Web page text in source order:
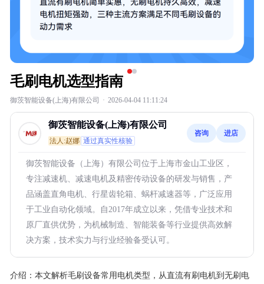
毛刷电机选型指南
御茨智能设备(上海)有限公司 · 2026-04-04 11:11:24
御茨智能设备(上海)有限公司
法人:赵娜 通过真实性核验
咨询 进店
御茨智能设备（上海）有限公司位于上海市金山工业区，
专注减速机、减速电机及精密传动设备的研发与销售，产
品涵盖直角电机、行星齿轮箱、蜗杆减速器等，广泛应用
于工业自动化领域。自2017年成立以来，凭借专业技术和
原厂直供优势，为机械制造、智能装备等行业提供高效解
决方案，技术实力与行业经验备受认可。
介绍： 本文解析毛刷设备常用电机类型，从直流有刷电机到无刷电